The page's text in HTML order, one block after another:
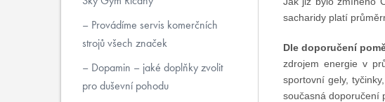
sacharidy platí
Dle doporučení
zdrojem energie v
sportovní gely,
současná doporučení
Provádíme servis komerčních
strojů všech značek
Dopamin – jaké doplňky zvolit
pro duševní pohodu